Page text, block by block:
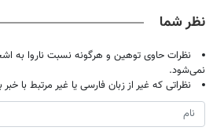
نظر شما
نظرات حاوی توهین و هرگونه نسبت ناروا به
نمی‌شود.
نظراتی که غیر از زبان فارسی یا غیر مرتبط با